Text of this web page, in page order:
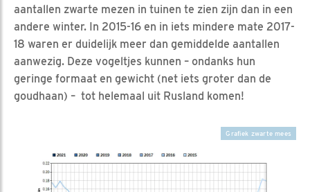
aantallen zwarte mezen in tuinen te zien zijn dan in een
andere winter. In 2015-16 en in iets mindere mate 2017-
18 waren er duidelijk meer dan gemiddelde aantallen
aanwezig. Deze vogeltjes kunnen – ondanks hun
geringe formaat en gewicht (net iets groter dan de
goudhaan) – tot helemaal uit Rusland komen!
Grafiek zwarte mees